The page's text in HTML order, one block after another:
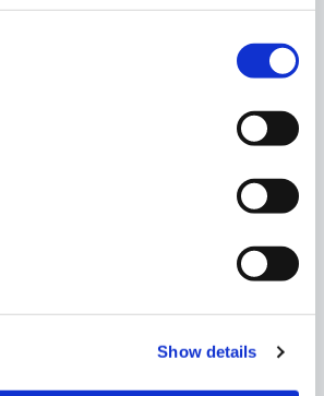
Show details
"La Casa dell'Acqua"
Museo “La Casa dell’Acqua”
dell’acqua nella
museo si articola in sei ambienti